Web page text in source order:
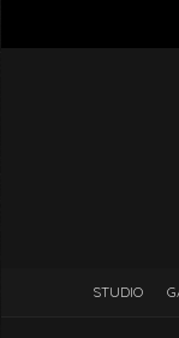
STUDIO